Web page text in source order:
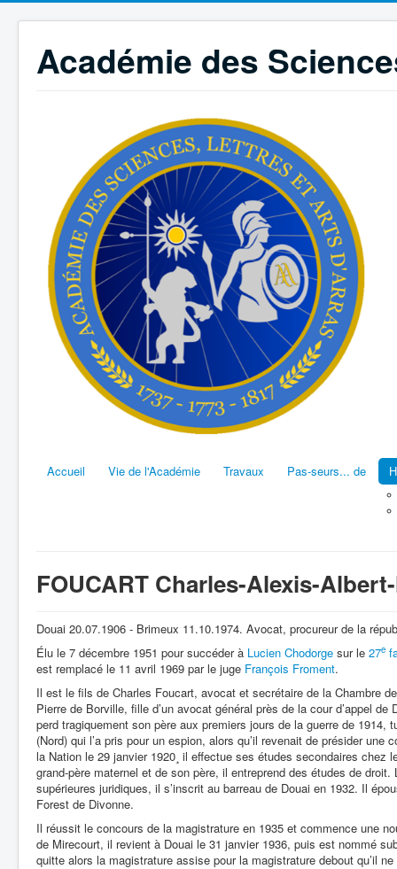
Académie des
Accueil Vie de l'Académie Travaux Pas-seurs... de
FOUCART Charles-Alexis-
Douai 20.07.1906 - Brimeux 11.10.1974. Avocat, procureur de la
Élu le 7 décembre 1951 pour succéder à Lucien Chodorge sur le 27e
est remplacé le 11 avril 1969 par le juge François Froment.
Il est le fils de Charles Foucart, avocat et secrétaire de la Chambre
Pierre de Borville, fille d’un avocat général près de la cour d’appel
perd tragiquement son père aux premiers jours de la guerre de 1914,
(Nord) qui l’a pris pour un espion, alors qu’il revenait de présider
la Nation le 29 janvier 1920¸ il effectue ses études secondaires chez
grand-père maternel et de son père, il entreprend des études de droit.
supérieures juridiques, il s’inscrit au barreau de Douai en 1932. Il
Forest de Divonne.
Il réussit le concours de la magistrature en 1935 et commence une
de Mirecourt, il revient à Douai le 31 janvier 1936, puis est nommé
quitte alors la magistrature assise pour la magistrature debout qu’il